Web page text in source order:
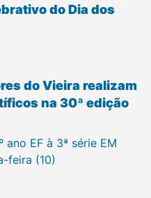
do Dia dos
do Vieira realizam
na 30ª edição
EF à 3ª série EM
feira (10)